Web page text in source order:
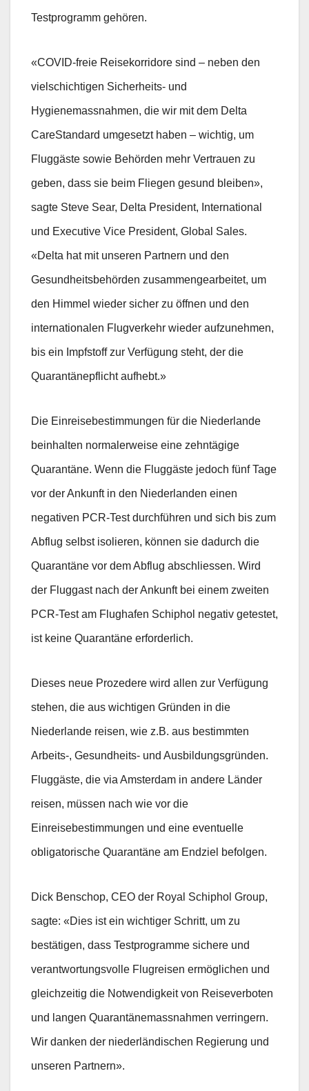
Testprogramm gehören.
«COVID-freie Reisekorridore sind – neben den
vielschichtigen Sicherheits- und
Hygienemassnahmen, die wir mit dem Delta
CareStandard umgesetzt haben – wichtig, um
Fluggäste sowie Behörden mehr Vertrauen zu
geben, dass sie beim Fliegen gesund bleiben»,
sagte Steve Sear, Delta President, International
und Executive Vice President, Global Sales.
«Delta hat mit unseren Partnern und den
Gesundheitsbehörden zusammengearbeitet, um
den Himmel wieder sicher zu öffnen und den
internationalen Flugverkehr wieder aufzunehmen,
bis ein Impfstoff zur Verfügung steht, der die
Quarantänepflicht aufhebt.»
Die Einreisebestimmungen für die Niederlande
beinhalten normalerweise eine zehntägige
Quarantäne. Wenn die Fluggäste jedoch fünf Tage
vor der Ankunft in den Niederlanden einen
negativen PCR-Test durchführen und sich bis zum
Abflug selbst isolieren, können sie dadurch die
Quarantäne vor dem Abflug abschliessen. Wird
der Fluggast nach der Ankunft bei einem zweiten
PCR-Test am Flughafen Schiphol negativ getestet,
ist keine Quarantäne erforderlich.
Dieses neue Prozedere wird allen zur Verfügung
stehen, die aus wichtigen Gründen in die
Niederlande reisen, wie z.B. aus bestimmten
Arbeits-, Gesundheits- und Ausbildungsgründen.
Fluggäste, die via Amsterdam in andere Länder
reisen, müssen nach wie vor die
Einreisebestimmungen und eine eventuelle
obligatorische Quarantäne am Endziel befolgen.
Dick Benschop, CEO der Royal Schiphol Group,
sagte: «Dies ist ein wichtiger Schritt, um zu
bestätigen, dass Testprogramme sichere und
verantwortungsvolle Flugreisen ermöglichen und
gleichzeitig die Notwendigkeit von Reiseverboten
und langen Quarantänemassnahmen verringern.
Wir danken der niederländischen Regierung und
unseren Partnern».